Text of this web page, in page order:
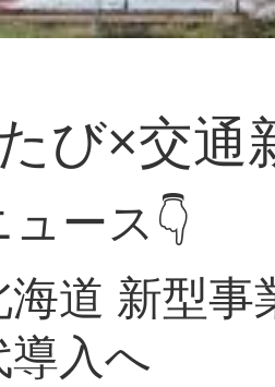
び×交通
ース👇
道 新型
導入へ